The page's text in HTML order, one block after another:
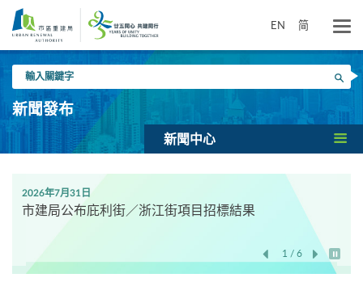
要
EN 简
入
關
鍵
搜尋
新聞發布
新聞中心
2026年7月31日
市建局公布庇利街／浙江街項目招標結果
1 / 6
開始/